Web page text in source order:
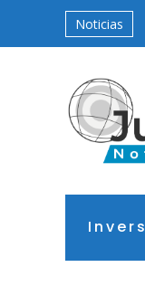
Noticias